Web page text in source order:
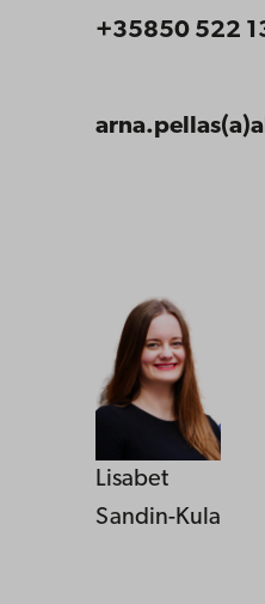
+35850 522
Lisabet
Sandin-Kula